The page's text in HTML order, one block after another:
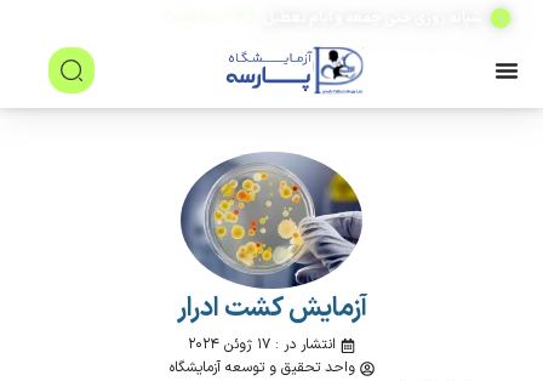
آزمایش کشت ادرار
انتشار در : ۱۷ ژوئن ۲۰۲۴
واحد تحقیق و توسعه آزمایشگاه